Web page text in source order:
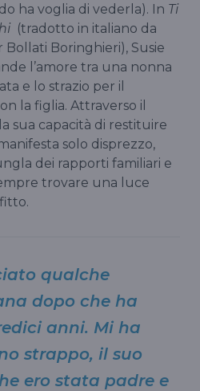
ha voglia di vederla). In Ti
(tradotto in italiano da
Bollati Boringhieri), Susie
l’amore tra una nonna
e lo strazio per il
la figlia. Attraverso il
sua capacità di restituire
solo disprezzo,
dei rapporti familiari e
trovare una luce
qualche
dopo che ha
anni. Mi ha
strappo, il suo
ero stata padre e